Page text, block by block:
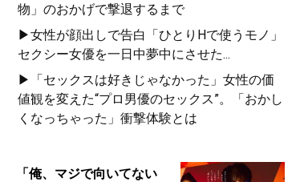
物」のおかげで撃退するまで
▶女性が顔出しで告白「ひとりHで使うモノ」
セクシー女優を一日中夢中にさせた...
▶「セックスは好きじゃなかった」女性の価
値観を変えた“プロ男優のセックス”。「おかし
くなっちゃった」衝撃体験とは
「俺、マジで向いてない